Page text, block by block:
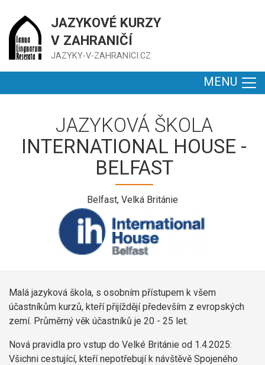
JAZYKOVÉ KURZY
V ZAHRANIČÍ
JAZYKY-V-ZAHRANICI.CZ
MENU
JAZYKOVÁ ŠKOLA
INTERNATIONAL HOUSE -
BELFAST
Belfast, Velká Británie
Malá jazyková škola, s osobním přístupem k všem
účastníkům kurzů, kteří přijíždějí především z evropských
zemí. Průměrný věk účastníků je 20 - 25 let.
Nová pravidla pro vstup do Velké Británie od 1.4.2025:
Všichni cestující, kteří nepotřebují k návštěvě Spojeného